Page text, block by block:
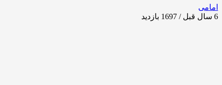
امامی
6 سال قبل / 1697
بازدید